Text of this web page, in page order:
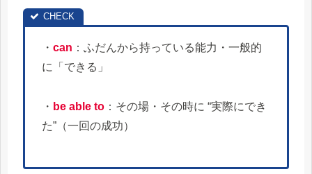
・ can ：ふだんから持っている能力・一般的
に「できる」
・ be able to ：その場・その時に “実際にでき
た”（一回の成功）